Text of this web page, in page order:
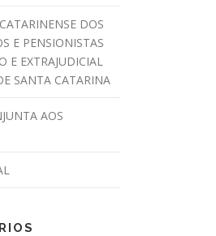
DOS
E PENSIONISTAS
E EXTRAJUDICIAL
SANTA CATARINA
AOS